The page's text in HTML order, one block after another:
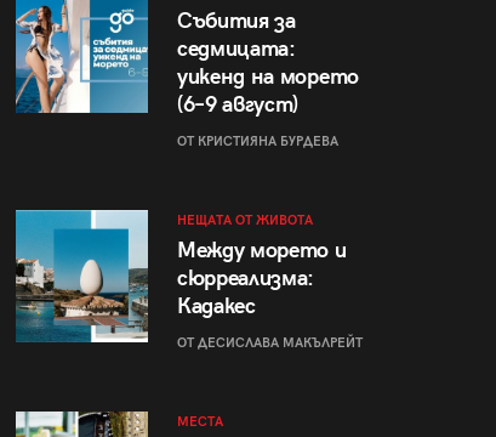
Събития за
седмицата:
уикенд на морето
(6–9 август)
ОТ КРИСТИЯНА БУРДЕВА
НЕЩАТА ОТ ЖИВОТА
Между морето и
сюрреализма:
Кадакес
ОТ ДЕСИСЛАВА МАКЪЛРЕЙТ
МЕСТА